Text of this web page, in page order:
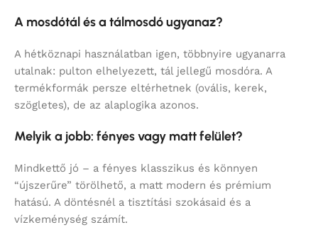
A mosdótál és a tálmosdó ugyanaz?
A hétköznapi használatban igen, többnyire ugyanarra
utalnak: pulton elhelyezett, tál jellegű mosdóra. A
termékformák persze eltérhetnek (ovális, kerek,
szögletes), de az alaplogika azonos.
Melyik a jobb: fényes vagy matt felület?
Mindkettő jó – a fényes klasszikus és könnyen
“újszerűre” törölhető, a matt modern és prémium
hatású. A döntésnél a tisztítási szokásaid és a
vízkeménység számít.